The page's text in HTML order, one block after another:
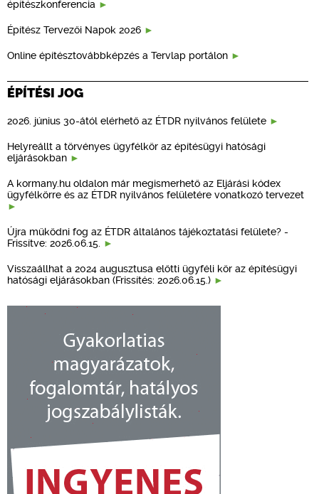
építészkonferencia
Építész Tervezői Napok 2026
Online építésztovábbképzés a Tervlap portálon
ÉPÍTÉSI JOG
2026. június 30-ától elérhető az ÉTDR nyilvános felülete
Helyreállt a törvényes ügyfélkör az építésügyi hatósági
eljárásokban
A kormany.hu oldalon már megismerhető az Eljárási kódex
ügyfélkörre és az ÉTDR nyilvános felületére vonatkozó tervezet
Újra működni fog az ÉTDR általános tájékoztatási felülete? -
Frissítve: 2026.06.15.
Visszaállhat a 2024 augusztusa előtti ügyféli kör az építésügyi
hatósági eljárásokban (Frissítés: 2026.06.15.)